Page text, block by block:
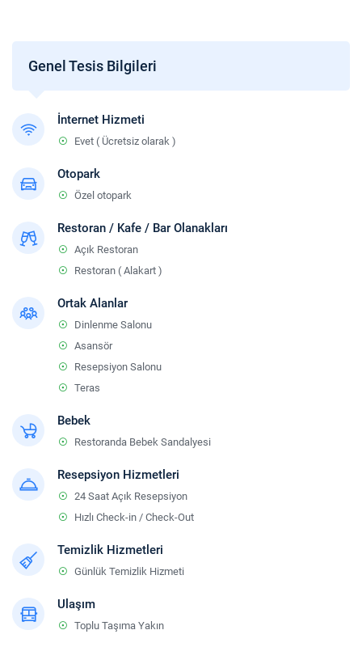
Sigara
Odalarda sigara içilmez.
2 yaşına kadar olan bebekler ücretsizdir.
Genel Tesis Bilgileri
İnternet Hizmeti
Evet ( Ücretsiz olarak )
Otopark
Özel otopark
Restoran / Kafe / Bar Olanakları
Açık Restoran
Restoran ( Alakart )
Ortak Alanlar
Dinlenme Salonu
Asansör
Resepsiyon Salonu
Teras
Bebek
Restoranda Bebek Sandalyesi
Resepsiyon Hizmetleri
24 Saat Açık Resepsiyon
Hızlı Check-in / Check-Out
Temizlik Hizmetleri
Günlük Temizlik Hizmeti
Ulaşım
Toplu Taşıma Yakın